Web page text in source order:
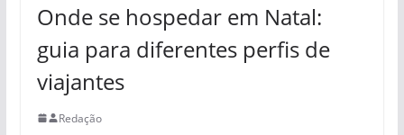
Onde se hospedar em Natal:
guia para diferentes perfis de
viajantes
Redação